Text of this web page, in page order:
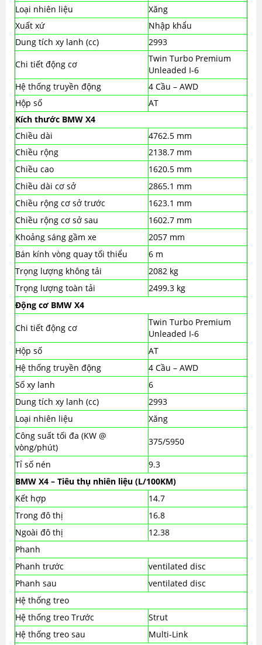
Loại nhiên liệu
Xăng
Xuất xứ
Nhập khẩu
Dung tích xy lanh (cc)
2993
Chi tiết động cơ
Twin Turbo Premium
Unleaded I-6
Hệ thống truyền động
4 Cầu – AWD
Hộp số
AT
Kích thước BMW X4
Chiều dài
4762.5 mm
Chiều rộng
2138.7 mm
Chiều cao
1620.5 mm
Chiều dài cơ sở
2865.1 mm
Chiều rộng cơ sở trước
1623.1 mm
Chiều rộng cơ sở sau
1602.7 mm
Khoảng sáng gầm xe
2057 mm
Bán kính vòng quay tối thiểu
6 m
Trọng lượng không tải
2082 kg
Trọng lượng toàn tải
2499.3 kg
Động cơ BMW X4
Chi tiết động cơ
Twin Turbo Premium
Unleaded I-6
Hộp số
AT
Hệ thống truyền động
4 Cầu – AWD
Số xy lanh
6
Dung tích xy lanh (cc)
2993
Loại nhiên liệu
Xăng
Công suất tối đa (KW @
vòng/phút)
375/5950
Tỉ số nén
9.3
BMW X4 – Tiêu thụ nhiên liệu (L/100KM)
Kết hợp
14.7
Trong đô thị
16.8
Ngoài đô thị
12.38
Phanh
Phanh trước
ventilated disc
Phanh sau
ventilated disc
Hệ thống treo
Hệ thống treo Trước
Strut
Hệ thống treo sau
Multi-Link